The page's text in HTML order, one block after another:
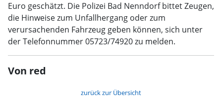
Euro geschätzt. Die Polizei Bad Nenndorf bittet Zeugen,
die Hinweise zum Unfallhergang oder zum
verursachenden Fahrzeug geben können, sich unter
der Telefonnummer 05723/74920 zu melden.
Von red
zurück zur Übersicht